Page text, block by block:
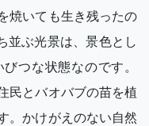
焼いても生き残ったの
並ぶ光景は、景色とし
つな状態なのです。
民とバオバブの苗を植
。かけがえのない自然